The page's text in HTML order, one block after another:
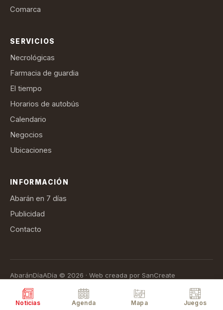
Comarca
SERVICIOS
Necrológicas
Farmacia de guardia
El tiempo
Horarios de autobús
Calendario
Negocios
Ubicaciones
INFORMACIÓN
Abarán en 7 días
Publicidad
Contacto
AbaránDíaADía © 2026 · Web creada por SanCreate
Términos de suscripción
Noticias Agenda Mapa Juegos